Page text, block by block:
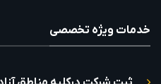
خدمات ویژه تخصصی